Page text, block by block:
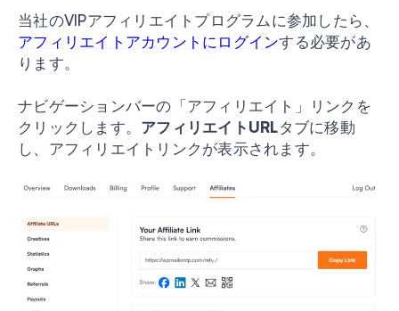
当社のVIPアフィリエイトプログラムに参加したら、
アフィリエイトアカウントにログインする必要があ
ります。
ナビゲーションバーの「アフィリエイト」リンクを
クリックします。 アフィリエイトURLタブに移動
し、アフィリエイトリンクが表示されます。